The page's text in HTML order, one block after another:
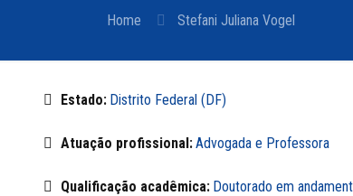
Home Stefani Juliana Vogel
Estado: Distrito Federal (DF)
Atuação profissional:Advogada e Professora
Qualificação acadêmica: Doutorado em